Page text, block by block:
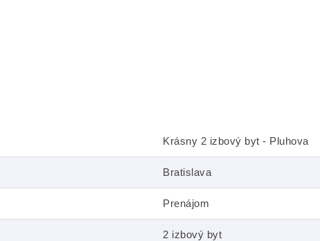
Krásny 2 izbový byt - Pluhova
Bratislava
Prenájom
2 izbový byt